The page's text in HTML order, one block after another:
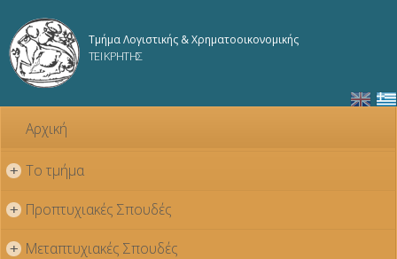
κυρίως
Τμήμα Λογιστικής & Χρηματοοικονομικής
ΤΕΙ ΚΡΗΤΗΣ
Αρχική
+ Το τμήμα
+ Προπτυχιακές Σπουδές
+ Μεταπτυχιακές Σπουδές